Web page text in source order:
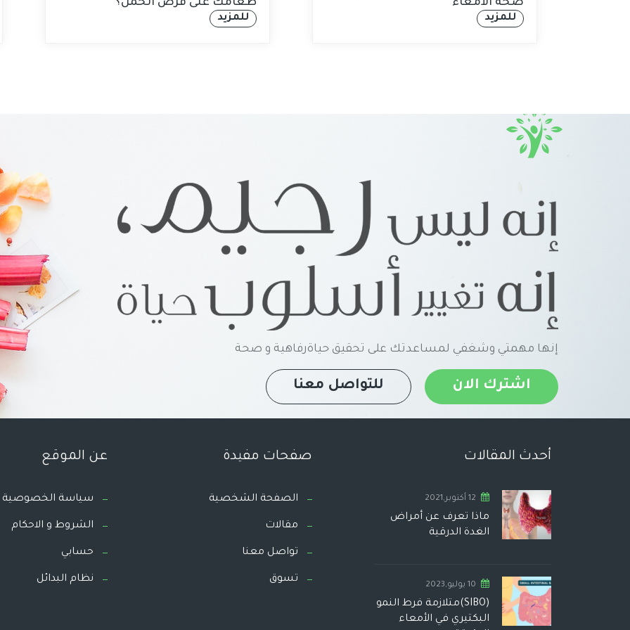
طعامك على فرص الحمل؟
للمزيد
صحة الأمعاء
للمزيد
إنها مهمتي وشغفي لمساعدتك على تحقيق حياةرفاهية و صحة
اشترك الان للتواصل معنا
أحدث المقالات
12 أكتوبر,2021
ماذا تعرف عن أمراض
الغدة الدرقية
10 يوليو,2023
(SIBO)متلازمة فرط النمو
البكتيري في الأمعاء
صفحات مفيدة
الصفحة الشخصية
مقالات
تواصل معنا
تسوق
عن الموقع
سياسة الخصوصية
الشروط و الاحكام
حسابي
نظام البدائل